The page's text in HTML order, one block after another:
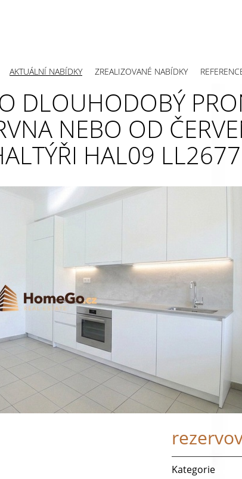
AKTUÁLNÍ NABÍDKY ZREALIZOVANÉ NABÍDKY
DLOUHODOBÝ
NEBO OD
HAL09 LL2677
Kategorie